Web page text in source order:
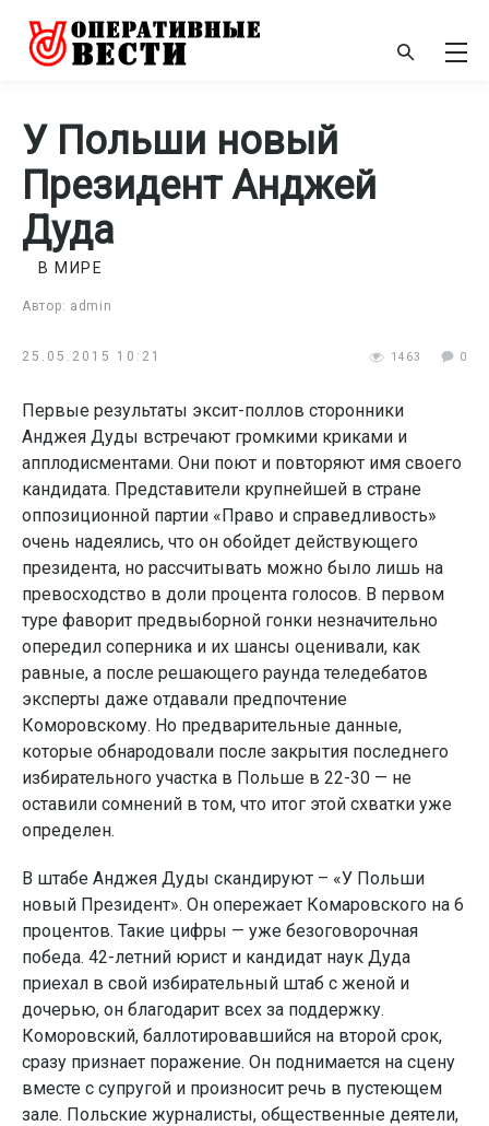
У Польши новый
Президент Анджей
Дуда
Автор: admin
В МИРЕ
25.05.2015 10:21 1463 0
Первые результаты эксит-поллов сторонники
Анджея Дуды встречают громкими криками и
апплодисментами. Они поют и повторяют имя своего
кандидата. Представители крупнейшей в стране
оппозиционной партии «Право и справедливость»
очень надеялись, что он обойдет действующего
президента, но рассчитывать можно было лишь на
превосходство в доли процента голосов. В первом
туре фаворит предвыборной гонки незначительно
опередил соперника и их шансы оценивали, как
равные, а после решающего раунда теледебатов
эксперты даже отдавали предпочтение
Коморовскому. Но предварительные данные,
которые обнародовали после закрытия последнего
избирательного участка в Польше в 22-30 — не
оставили сомнений в том, что итог этой схватки уже
определен.
В штабе Анджея Дуды скандируют – «У Польши
новый Президент». Он опережает Комаровского на 6
процентов. Такие цифры — уже безоговорочная
победа. 42-летний юрист и кандидат наук Дуда
приехал в свой избирательный штаб с женой и
дочерью, он благодарит всех за поддержку.
Коморовский, баллотировавшийся на второй срок,
сразу признает поражение. Он поднимается на сцену
вместе с супругой и произносит речь в пустеющем
зале. Польские журналисты, общественные деятели,